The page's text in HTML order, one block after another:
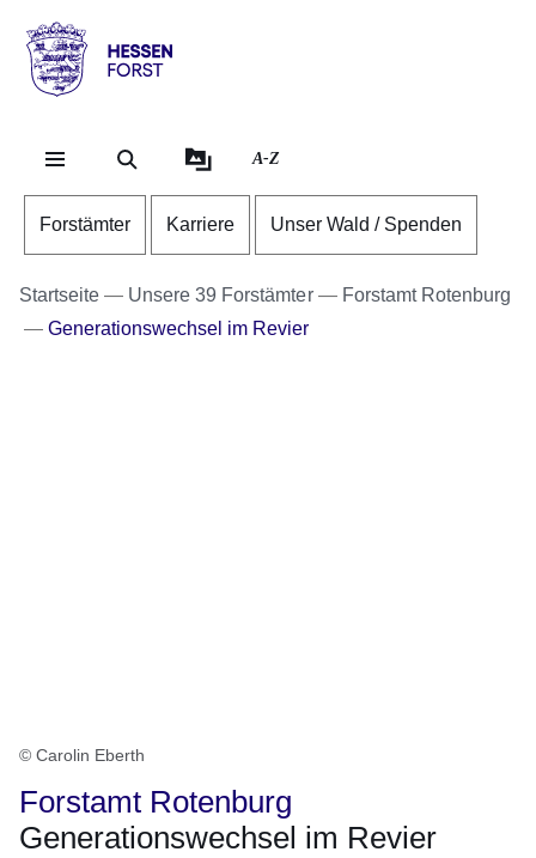
Hessen
Forst
A-Z
Forstämter Karriere Unser Wald / Spenden
Startseite Unsere 39 Forstämter
Forstamt Rotenburg
Generationswechsel im Revier
© Carolin Eberth
Forstamt Rotenburg
Generationswechsel im Revier